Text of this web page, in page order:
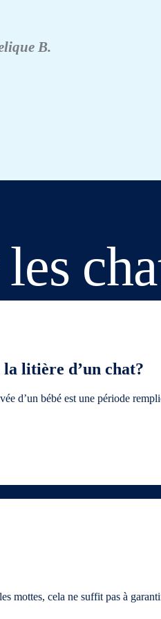
B.
la litière d’un chat?
d’un bébé est une période
mottes, cela ne suffit pas à